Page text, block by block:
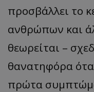
προσβάλλει το
ανθρώπων και
θεωρείται –
θανατηφόρα
πρώτα